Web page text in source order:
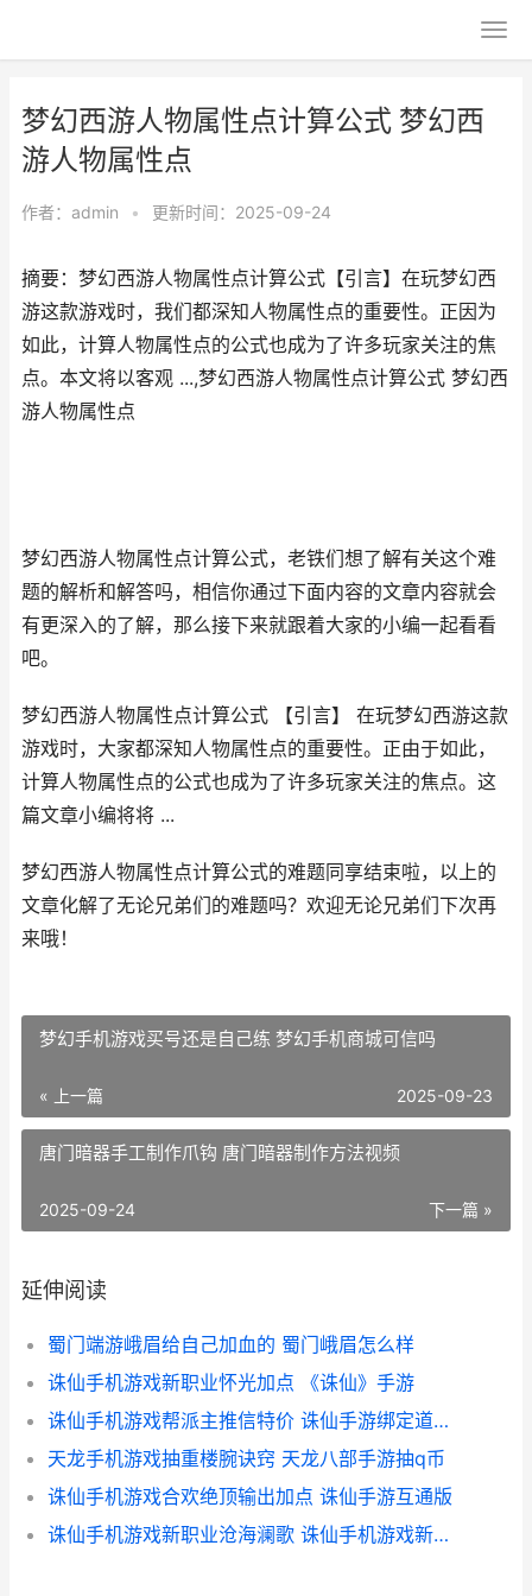
梦幻西游人物属性点计算公式 梦幻西
游人物属性点
作者： admin • 更新时间：2025-09-24
摘要：梦幻西游人物属性点计算公式【引言】在玩梦幻西
游这款游戏时，我们都深知人物属性点的重要性。正因为
如此，计算人物属性点的公式也成为了许多玩家关注的焦
点。本文将以客观 ...,梦幻西游人物属性点计算公式 梦幻西
游人物属性点
梦幻西游人物属性点计算公式，老铁们想了解有关这个难
题的解析和解答吗，相信你通过下面内容的文章内容就会
有更深入的了解，那么接下来就跟着大家的小编一起看看
吧。
梦幻西游人物属性点计算公式 【引言】 在玩梦幻西游这款
游戏时，大家都深知人物属性点的重要性。正由于如此，
计算人物属性点的公式也成为了许多玩家关注的焦点。这
篇文章小编将将 ...
梦幻西游人物属性点计算公式的难题同享结束啦，以上的
文章化解了无论兄弟们的难题吗？欢迎无论兄弟们下次再
来哦！
梦幻手机游戏买号还是自己练 梦幻手机商城可信吗
« 上一篇 2025-09-23
唐门暗器手工制作爪钩 唐门暗器制作方法视频
下一篇 »
2025-09-24
延伸阅读
蜀门端游峨眉给自己加血的 蜀门峨眉怎么样
诛仙手机游戏新职业怀光加点 《诛仙》手游
诛仙手机游戏帮派主推信特价 诛仙手游绑定道具怎么解绑
天龙手机游戏抽重楼腕诀窍 天龙八部手游抽q币
诛仙手机游戏合欢绝顶输出加点 诛仙手游互通版
诛仙手机游戏新职业沧海澜歌 诛仙手机游戏新手攻略